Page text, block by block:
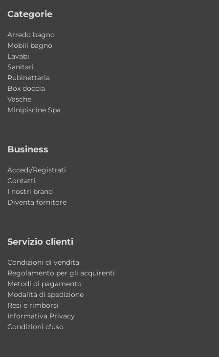
Perché scegliere il lavabo Vis AXA
Ceramica
Una soluzione elegante e moderna che
combina design minimale, ampia praticità e
qualità della ceramica AXA. Ideale per
arredare ambienti bagno contemporanei
con uno stile ricercato e funzionale.
contemporanee lo rendono perfetto per
ambienti bagno moderni ed eleganti.
È possibile aggiungere un piano
d’appoggio?
coordinate.
Le finiture disponibili comprendono
versioni lucide e matt?
Sì, il lavabo è disponibile in varie finiture
lucide e matt moderne e raffinate.
Categorie
Arredo bagno
Mobili bagno
Lavabi
Sanitari
Rubinetteria
Box doccia
Vasche
Minipiscine Spa
Business
Accedi/Registrati
Contatti
I nostri brand
Diventa fornitore
Servizio clienti
Condizioni di vendita
Regolamento per gli acquirenti
Metodi di pagamento
Modalità di spedizione
Resi e rimborsi
Informativa Privacy
Condizioni d'uso